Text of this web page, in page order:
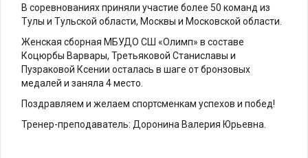
В соревнованиях приняли участие более 50 команд из
Тулы и Тульской области, Москвы и Московской области.
Женская сборная МБУДО СШ «Олимп» в составе
Коцюрбы Варвары, Третьяковой Станиславы и
Пузраковой Ксении осталась в шаге от бронзовых
медалей и заняла 4 место.
Поздравляем и желаем спортсменкам успехов и побед!
Тренер-преподаватель: Доронина Валерия Юрьевна.